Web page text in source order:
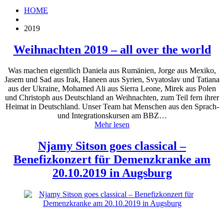
HOME
2019
Weihnachten 2019 – all over the world
Was machen eigentlich Daniela aus Rumänien, Jorge aus Mexiko,
Jasem und Sad aus Irak, Haneen aus Syrien, Svyatoslav und Tatiana
aus der Ukraine, Mohamed Ali aus Sierra Leone, Mirek aus Polen
und Christoph aus Deutschland an Weihnachten, zum Teil fern ihrer
Heimat in Deutschland. Unser Team hat Menschen aus den Sprach-
und Integrationskursen am BBZ…
Mehr lesen
Njamy Sitson goes classical –
Benefizkonzert für Demenzkranke am
20.10.2019 in Augsburg